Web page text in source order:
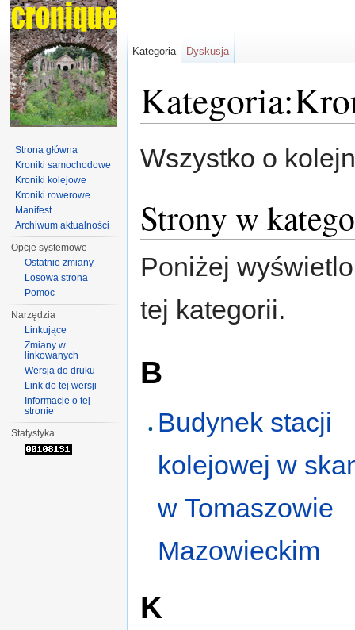
Wszystko o
Strony w
Poniżej
tej kategorii.
B
Budynek stacji
kolejowej w
w Tomaszowie
Mazowieckim
K
Kategoria Dyskusja
Strona główna
Kroniki samochodowe
Kroniki kolejowe
Kroniki rowerowe
Manifest
Archiwum aktualności
Opcje systemowe
Ostatnie zmiany
Losowa strona
Pomoc
Narzędzia
Linkujące
Zmiany w
linkowanych
Wersja do druku
Link do tej wersji
Informacje o tej
stronie
Statystyka